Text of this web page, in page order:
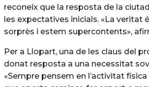
reconeix que la resposta de la
les expectatives inicials. «La veritat
sorprès i estem supercontents»,
Per a Llopart, una de les claus del
donat resposta a una necessitat
«Sempre pensem en l’activitat